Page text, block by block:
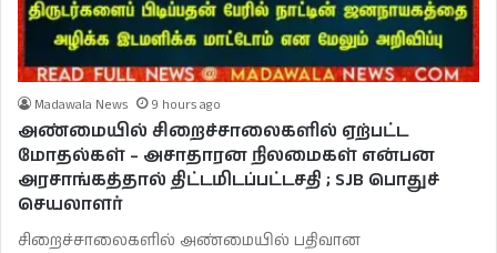
Madawala News 9 hours ago
அண்மையில் சிறைச்சாலைகளில் ஏற்பட்ட
மோதல்கள் – அசாதாரன நிலமைகள் என்பன
அரசாங்கத்தால் திட்டமிடப்பட்டசதி ; SJB பொதுச்
செயலாளர்
சிறைச்சாலைகளில் அண்மையில் பதிவான